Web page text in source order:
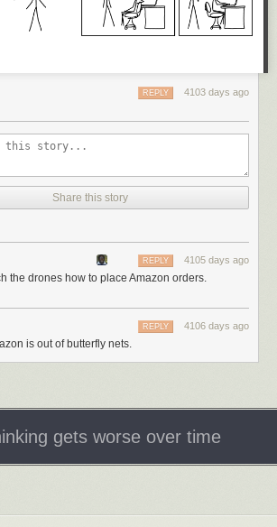
通过头脑风暴为每个项目构思各种想法点子。因
闲置项目想出一个点子，便可快速在笔记里输入那
90天需做事项的计划。在此前关于季度计划的那篇
，这个计划也保存在Action Outline中。我会每天查
档包含我在未来30天打算着手的短期目标和计划，
中。我至少每周会查看和更新这份计划一次。这份
步，我会把30天目标和计划落实成每周和每日计
，细分成更小的独立行动步骤。之后我再决定要在
我不会为此计划使用日历，只是在Action Outline中
表，这样就能快速轻松地进行编辑（点击拖拽各项
出自己在未来多天要安排的内容。我还可将年历中
天日程。我发现这是自己尝试过的最高效方法。全
中完成，自己可随时调用个人安排并添加/移除
要用于30天以上的长期计划；短期计划则不必用
于为当月各天安排任务；无需再有更细分的用途。
每天结束时，我都会查看上面提到的那些文档，以
其中包含所有第二天需要完成的目标任务，同时可
如絨羽、覆羽、飛羽、尾羽等等。
，我剛從加州大學戴維斯分校拿到遺傳學博士，回
為我曉得鍾院士的工作，記得二○○二年他在《自
《科學人》（
任教的台灣人完成的，要我們趕快下載印給他看。
非常感興趣，常常把長羽毛恐龍的新發現掛在嘴
就說那很好，因為他希望我跟鍾院士合作。李文雄
無人不知、無人不曉，他在十幾年前撰寫的《分子
）教科書，迄今仍是研習分子演化必讀的經
研究，可是單細胞的酵母菌理論上更好上手。所以
究材料時，感到非常驚訝。
4103 days ago
REPLY
Share this story
4105 days ago
REPLY
the drones how to place Amazon orders.
4106 days ago
REPLY
is out of butterfly nets.
gets worse over time